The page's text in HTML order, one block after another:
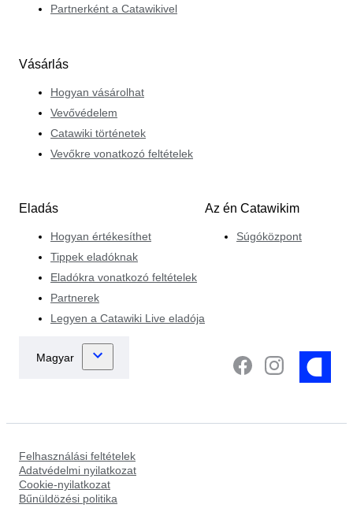
Partnerként a Catawikivel
Vásárlás
Hogyan vásárolhat
Vevővédelem
Catawiki történetek
Vevőkre vonatkozó feltételek
Eladás
Hogyan értékesíthet
Tippek eladóknak
Eladókra vonatkozó feltételek
Partnerek
Legyen a Catawiki Live eladója
Az én Catawikim
Súgóközpont
Felhasználási feltételek
Adatvédelmi nyilatkozat
Cookie-nyilatkozat
Bűnüldözési politika